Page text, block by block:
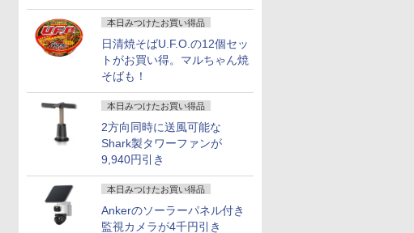
画
本日みつけたお買い得品
日清焼そばU.F.O.の12個セッ
トがお買い得。マルちゃん焼
そばも！
本日みつけたお買い得品
2方向同時に送風可能な
Shark製タワーファンが
9,940円引き
本日みつけたお買い得品
Ankerのソーラーパネル付き
監視カメラが4千円引き